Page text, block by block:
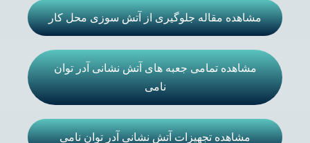
مشاهده مقاله جلوگیری از آتش سوزی محل کار
مشاهده تمامی جعبه های آتش نشانی آدر توان
نامی
مشاهده تجهیزات آتش نشانی آدر توان نامی